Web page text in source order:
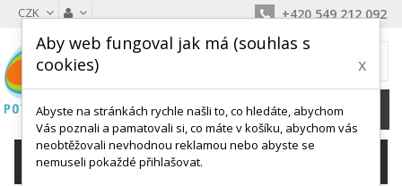
CZK +420 549 212 092
0 Kč
KATEGORIE
Aby web fungoval jak má (souhlas s
cookies)
x
Abyste na stránkách rychle našli to, co hledáte, abychom
Vás poznali a pamatovali si, co máte v košíku, abychom vás
neobtěžovali nevhodnou reklamou nebo abyste se
nemuseli pokaždé přihlašovat.